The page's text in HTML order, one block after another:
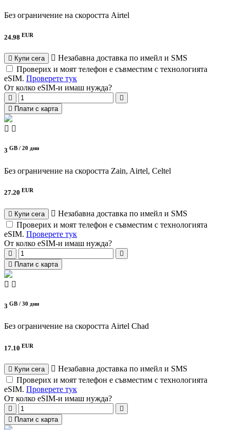
Без ограничение на скоростта Airtel
24.98 EUR
Купи сега
Незабавна доставка по имейл и SMS
Проверих и моят телефон е съвместим с технологията
eSIM. Проверете тук
От колко eSIM-и имаш нужда?
Плати с карта
3 GB / 20 дни
Без ограничение на скоростта Zain, Airtel, Celtel
27.20 EUR
Купи сега
Незабавна доставка по имейл и SMS
Проверих и моят телефон е съвместим с технологията
eSIM. Проверете тук
От колко eSIM-и имаш нужда?
Плати с карта
3 GB / 30 дни
Без ограничение на скоростта Airtel Chad
17.10 EUR
Купи сега
Незабавна доставка по имейл и SMS
Проверих и моят телефон е съвместим с технологията
eSIM. Проверете тук
От колко eSIM-и имаш нужда?
Плати с карта